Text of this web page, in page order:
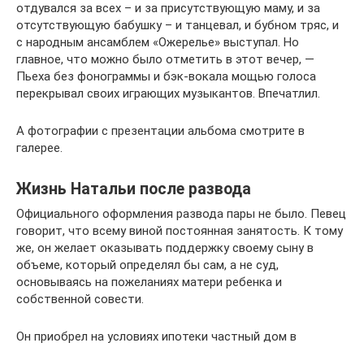
отдувался за всех – и за присутствующую маму, и за
отсутствующую бабушку – и танцевал, и бубном тряс, и
с народным ансамблем «Ожерелье» выступал. Но
главное, что можно было отметить в этот вечер, —
Пьеха без фонограммы и бэк-вокала мощью голоса
перекрывал своих играющих музыкантов. Впечатлил.
А фотографии с презентации альбома смотрите в
галерее.
Жизнь Натальи после развода
Официального оформления развода пары не было. Певец
говорит, что всему виной постоянная занятость. К тому
же, он желает оказывать поддержку своему сыну в
объеме, который определял бы сам, а не суд,
основываясь на пожеланиях матери ребенка и
собственной совести.
Он приобрел на условиях ипотеки частный дом в